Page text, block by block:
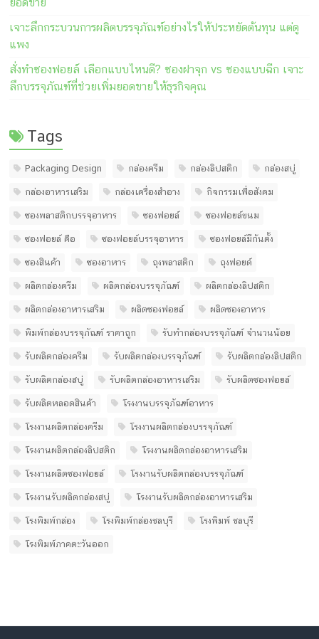
เจาะลึกกระบวนการผลิตบรรจุภัณฑ์อย่างไรให้ประหยัดต้นทุน แต่ดู
แพง
สั่งทำซองฟอยล์ เลือกแบบไหนดี? ซองฝาจุก vs ซองแบบฉีก เจาะ
ลึกบรรจุภัณฑ์ที่ช่วยเพิ่มยอดขายให้ธุรกิจคุณ
Tags
Packaging Design กล่องครีม กล่องลิปสติก กล่องสบู่
กล่องอาหารเสริม กล่องเครื่องสำอาง กิจกรรมเพื่อสังคม
ซองพลาสติกบรรจุอาหาร ซองฟอยล์ ซองฟอยล์ขนม
ซองฟอยล์ คือ ซองฟอยล์บรรจุอาหาร ซองฟอยล์มีก้นตั้ง
ซองสินค้า ซองอาหาร ถุงพลาสติก ถุงฟอยด์
ผลิตกล่องครีม ผลิตกล่องบรรจุภัณฑ์ ผลิตกล่องลิปสติก
ผลิตกล่องอาหารเสริม ผลิตซองฟอยล์ ผลิตซองอาหาร
พิมพ์กล่องบรรจุภัณฑ์ ราคาถูก รับทํากล่องบรรจุภัณฑ์ จํานวนน้อย
รับผลิตกล่องครีม รับผลิตกล่องบรรจุภัณฑ์ รับผลิตกล่องลิปสติก
รับผลิตกล่องสบู่ รับผลิตกล่องอาหารเสริม รับผลิตซองฟอยล์
รับผลิตหลอดสินค้า โรงงานบรรจุภัณฑ์อาหาร
โรงงานผลิตกล่องครีม โรงงานผลิตกล่องบรรจุภัณฑ์
โรงงานผลิตกล่องลิปสติก โรงงานผลิตกล่องอาหารเสริม
โรงงานผลิตซองฟอยล์ โรงงานรับผลิตกล่องบรรจุภัณฑ์
โรงงานรับผลิตกล่องสบู่ โรงงานรับผลิตกล่องอาหารเสริม
โรงพิมพ์กล่อง โรงพิมพ์กล่องชลบุรี โรงพิมพ์ ชลบุรี
โรงพิมพ์ภาคตะวันออก